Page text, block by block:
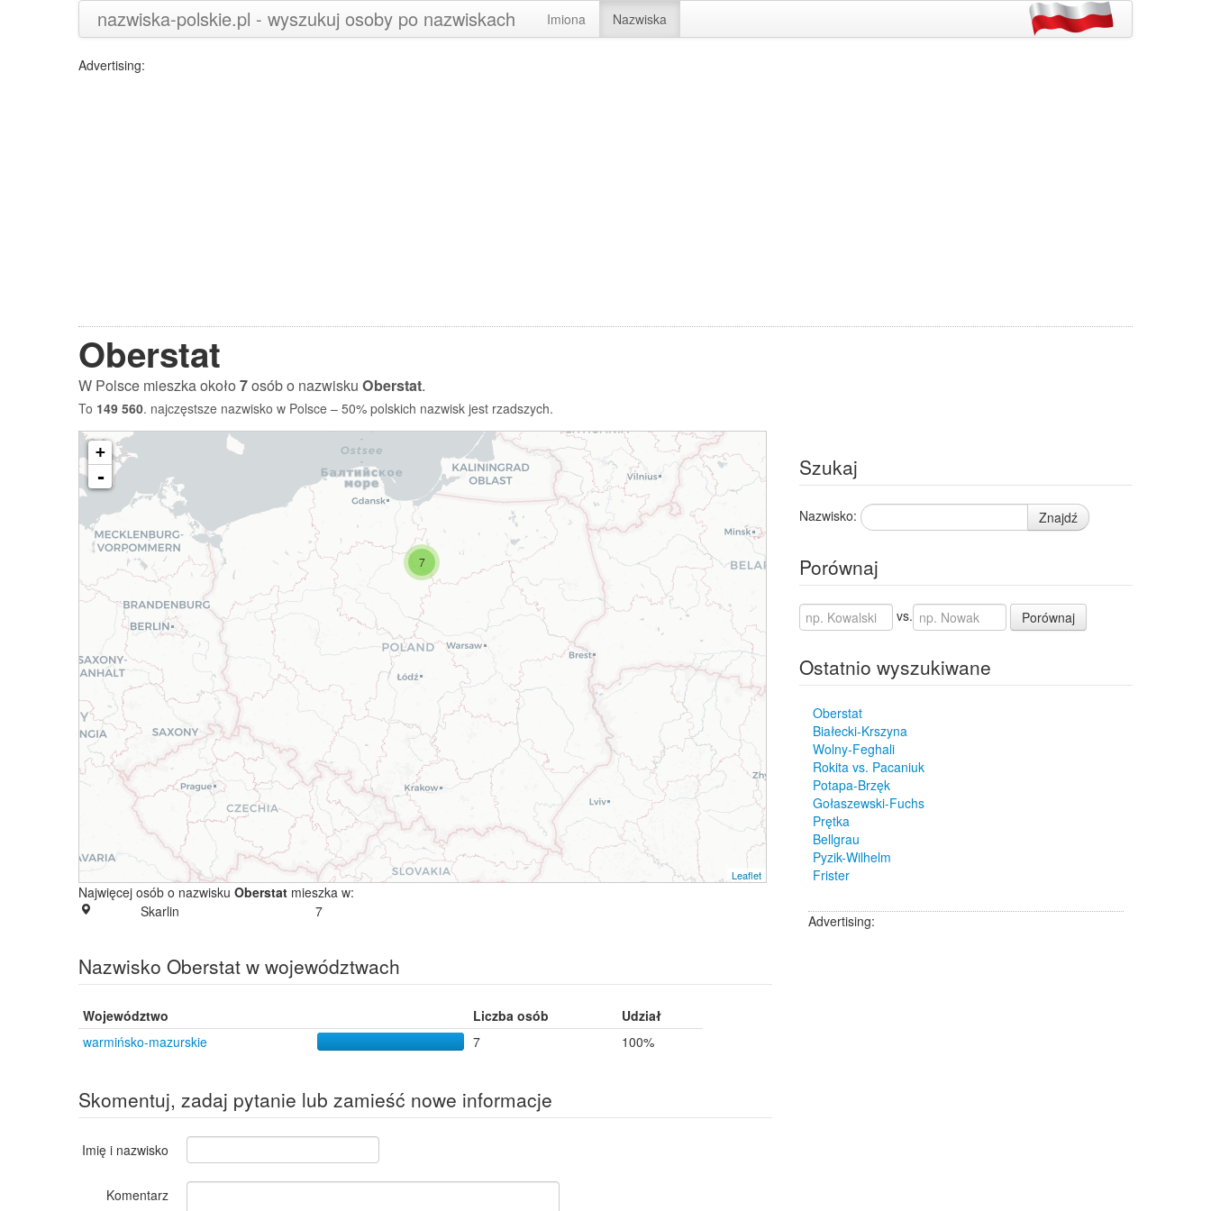
nazwiska-polskie.pl - wyszukuj osoby po nazwiskach Imiona Nazwiska
Advertising:
Oberstat
W Polsce mieszka około7osób o nazwisku Oberstat.
To 149 560. najczęstsze nazwisko w Polsce – 50% polskich nazwisk jest rzadszych.
7
+
-
Leaflet
Najwięcej osób o nazwisku Oberstat mieszka w:
Skarlin
7
Nazwisko Oberstat w województwach
Województwo Liczba osób
Udział
warmińsko-mazurskie
7 100%
Skomentuj, zadaj pytanie lub zamieść nowe informacje
Imię i nazwisko
Komentarz
Szukaj
Nazwisko: Znajdź
Porównaj
vs. Porównaj
Ostatnio wyszukiwane
Oberstat
Białecki-Krszyna
Wolny-Feghali
Rokita vs. Pacaniuk
Potapa-Brzęk
Gołaszewski-Fuchs
Prętka
Bellgrau
Pyzik-Wilhelm
Frister
Advertising: